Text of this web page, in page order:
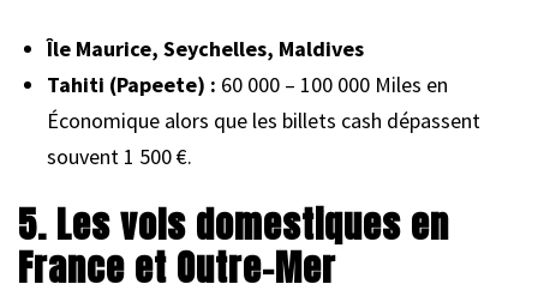
Île Maurice, Seychelles, Maldives
Tahiti (Papeete) : 60 000 – 100 000 Miles en
Économique alors que les billets cash dépassent
souvent 1 500 €.
5. Les vols domestiques en
France et Outre-Mer